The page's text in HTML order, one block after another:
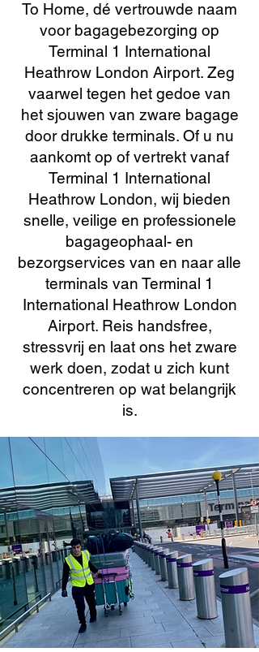
To Home, dé vertrouwde naam
voor bagagebezorging op
Terminal 1 International
Heathrow London Airport. Zeg
vaarwel tegen het gedoe van
het sjouwen van zware bagage
door drukke terminals. Of u nu
aankomt op of vertrekt vanaf
Terminal 1 International
Heathrow London, wij bieden
snelle, veilige en professionele
bagageophaal- en
bezorgservices van en naar alle
terminals van Terminal 1
International Heathrow London
Airport. Reis handsfree,
stressvrij en laat ons het zware
werk doen, zodat u zich kunt
concentreren op wat belangrijk
is.